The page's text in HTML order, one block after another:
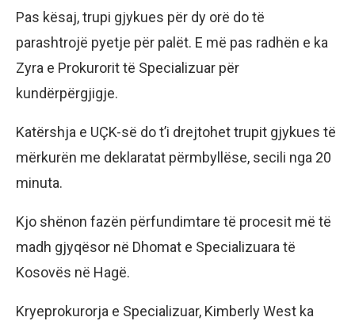
Pas kësaj, trupi gjykues për dy orë do të
parashtrojë pyetje për palët. E më pas radhën e ka
Zyra e Prokurorit të Specializuar për
kundërpërgjigje.
Katërshja e UÇK-së do t’i drejtohet trupit gjykues të
mërkurën me deklaratat përmbyllëse, secili nga 20
minuta.
Kjo shënon fazën përfundimtare të procesit më të
madh gjyqësor në Dhomat e Specializuara të
Kosovës në Hagë.
Kryeprokurorja e Specializuar, Kimberly West ka